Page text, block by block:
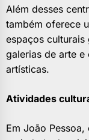
Além desses
também oferece
espaços
galerias de arte e
artísticas.
Atividades
Em João